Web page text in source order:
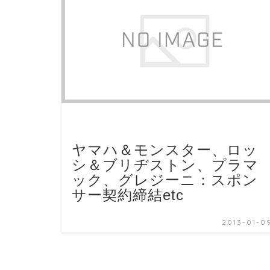
ヤマハ＆モンスター、ロッ
シ＆ブリヂストン、プラマ
ック、グレジーニ：スポン
サー契約締結etc
2013-01-